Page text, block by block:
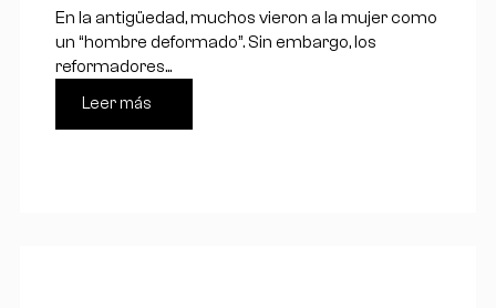
En la antigüedad, muchos vieron a la mujer como
un “hombre deformado”. Sin embargo, los
reformadores...
Leer más